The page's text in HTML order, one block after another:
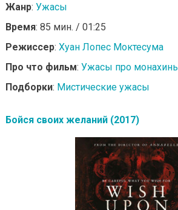
Жанр: Ужасы
Время: 85 мин. / 01:25
Режиссер: Хуан Лопес Моктесума
Про что фильм: Ужасы про монахинь
Подборки: Мистические ужасы
Бойся своих желаний (2017)